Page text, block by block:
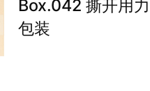
Box.042 撕开用
包装